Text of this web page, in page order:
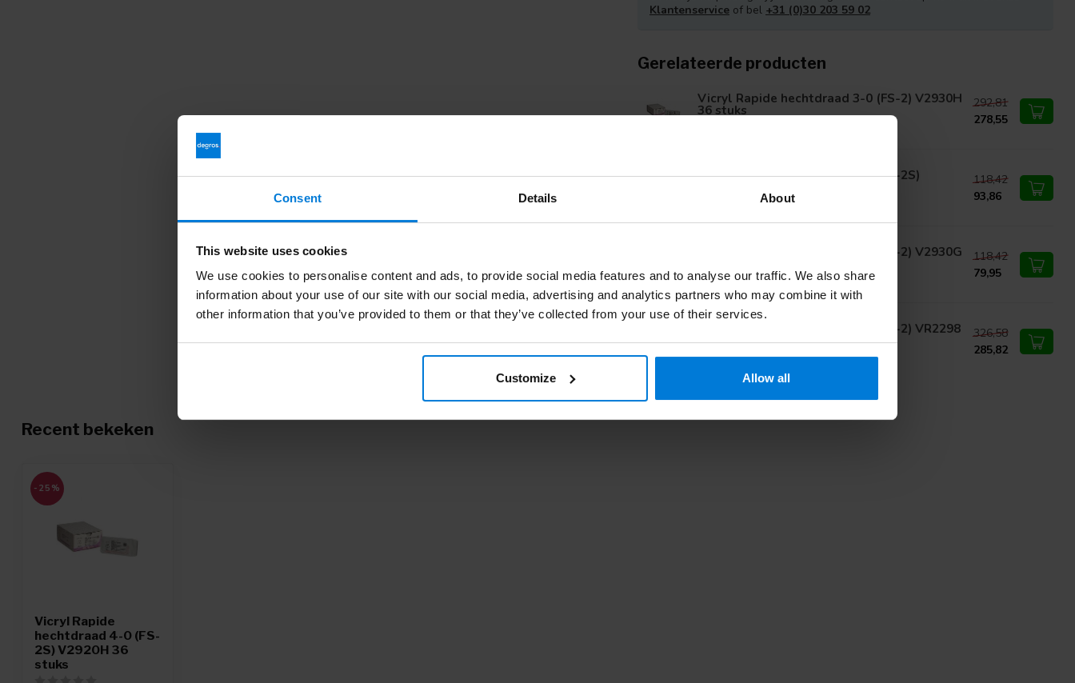
Consent Details About
This website uses cookies
We use cookies to personalise content and ads, to provide social media features and to analyse our traffic. We also share
information about your use of our site with our social media, advertising and analytics partners who may combine it with
other information that you’ve provided to them or that they’ve collected from your use of their services.
Customize Allow all
Klantenservice of bel +31 (0)30 203 59 02
Gerelateerde producten
Vicryl Rapide hechtdraad 3-0 (FS-2) V2930H
36 stuks
292,81
278,55
Vicryl Rapide hechtdraad 4-0 (FS-2S)
118,42
93,86
Vicryl Rapide hechtdraad 3-0 (FS-2) V2930G
118,42
79,95
Vicryl Rapide hechtdraad 3-0 (FS-2) VR2298
36 stuks
326,58
285,82
Recent bekeken
-25%
Vicryl Rapide
hechtdraad 4-0 (FS-
2S) V2920H 36
stuks